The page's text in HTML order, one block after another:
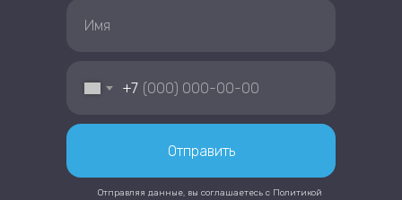
+7
Отправить
Отправляя данные, вы соглашаетесь с Политикой